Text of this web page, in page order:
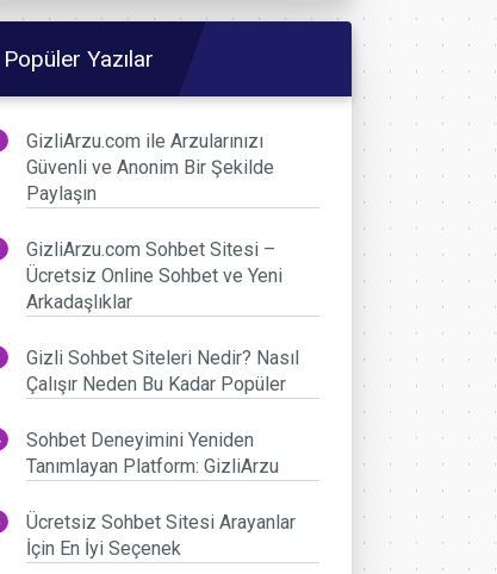
Popüler Yazılar
GizliArzu.com ile Arzularınızı
Güvenli ve Anonim Bir Şekilde
Paylaşın
GizliArzu.com Sohbet Sitesi –
Ücretsiz Online Sohbet ve Yeni
Arkadaşlıklar
Gizli Sohbet Siteleri Nedir? Nasıl
Çalışır Neden Bu Kadar Popüler
Sohbet Deneyimini Yeniden
Tanımlayan Platform: GizliArzu
Ücretsiz Sohbet Sitesi Arayanlar
İçin En İyi Seçenek